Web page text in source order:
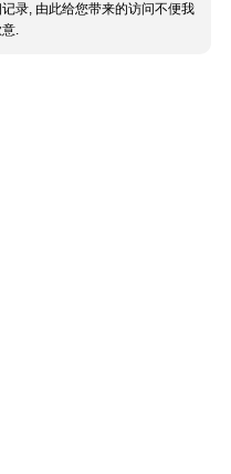
录, 由此给您带来的访问不便我
.